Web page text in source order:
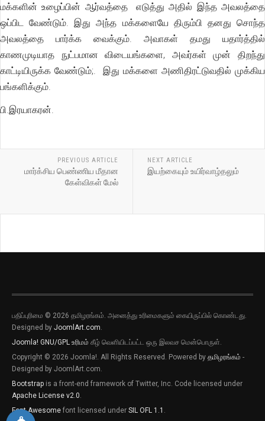
மக்களின் உழைப்பின் ஆர்வத்தை எடுத்து அதில் இந்த அவலத்தை
ஒப்பிட வேண்டும். இது அந்த மக்களையே திரும்பி தனது சொந்த
அவலத்தை பார்க்க வைக்கும். அவாகள் தமது யதார்த்தில்
காணமுடியாத நுட்பமான விடையங்களை, அவர்கள் முன் திறந்து
காட்டியிருக்க வேண்டும்;. இது மக்களை அணிதிரட்டுவதில் முக்கிய
பங்களிக்கும்.
பி.இரயாகரன்.
PREVIOUS ARTICLE
மார்க்சிய பெண்ணிய மீதான
கேள்விகள் மேல்
NEXT ARTICLE
இயற்கையும் உயிர்வாழ்தலும்
பதிப்புரிமை © 2026 தமிழரங்கம். அனைத்து உரிமைகளும் கையிருப்பில் கொண்டது.
Designed by JoomlArt.com.
Joomla! GNU/GPL உரிமம் கீழ் வெளியிடப்பட்ட ஒரு இலவச மென்பொருள்.
Copyright © 2026 Joomla!. All Rights Reserved. Powered by தமிழரங்கம் -
Designed by JoomlArt.com.
Bootstrap is a front-end framework of Twitter, Inc. Code licensed under
Apache License v2.0.
Font Awesome font licensed under SIL OFL 1.1 .
புதிய இடுகைகளுக்கான அறிவிப்புகளை
பெறவிரும்பின் விருப்பு அழுத்தியை அழுத்தி
தெரிவிக்கவும்
புதிய இடுகைகளுக்கான அறிவிப்புகளை
பெறவிரும்பின் விருப்பு அழுத்தியை அழுத்தி
தெரிவிக்கவும்